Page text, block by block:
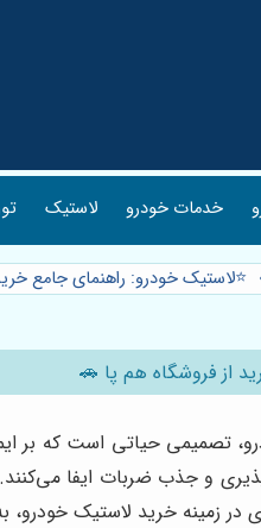
خدمات خودرو لاستیک
⭐️لاستیک خودرو: راهنمای جامع
از فروشگاه هم پا 🚗
تصمیمی حیاتی است که بر
و جذب ضربات ایفا
در زمینه خرید لاستیک